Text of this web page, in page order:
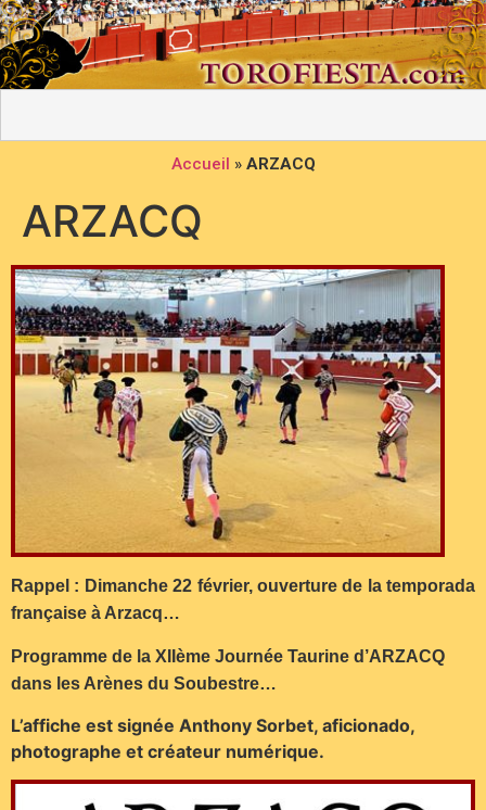
Accueil » ARZACQ
ARZACQ
Rappel : Dimanche 22 février, ouverture de la temporada
française à Arzacq…
Programme de la XIIème Journée Taurine d’ARZACQ
dans les Arènes du Soubestre…
L’affiche est signée Anthony Sorbet, aficionado,
photographe et créateur numérique.